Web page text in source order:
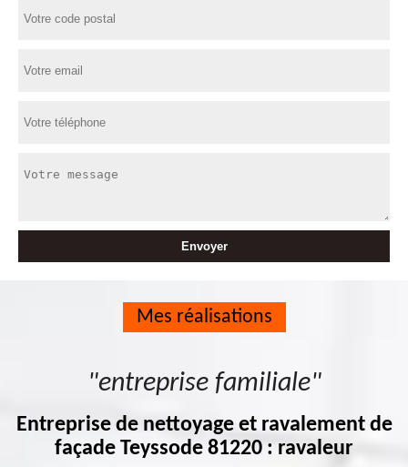
Mes réalisations
"entreprise familiale"
Entreprise de nettoyage et ravalement de
façade Teyssode 81220 : ravaleur